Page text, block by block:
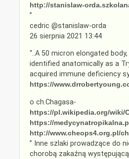
http://stanislaw-
”
cedric @stanislaw-orda
26 sierpnia 2021 13:44
“..A 50 micron elongated
identified anatomically as a
acquired immune deficiency
https://
o ch.Chagasa-
https://pl.wikipedia.org/wiki/
https://
http://www.cheops4.org.pl/
” Inne szlaki prowadzące do
chorobą zakaźną